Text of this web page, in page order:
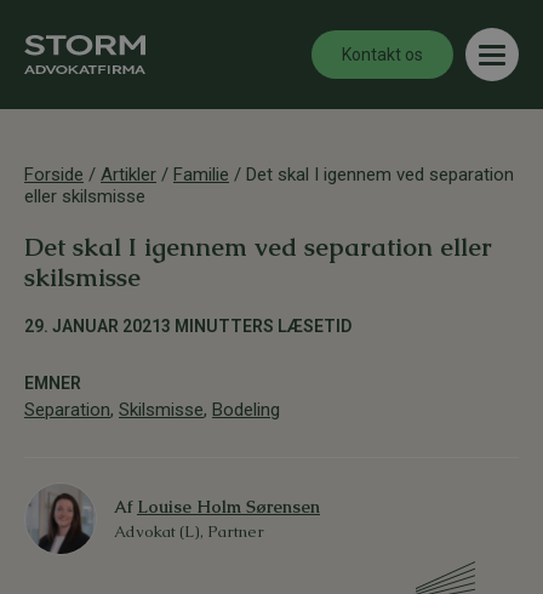
Kontakt os
Forside / Artikler / Familie / Det skal I igennem ved separation
eller skilsmisse
Det skal I igennem ved separation eller
skilsmisse
29. JANUAR 20213 MINUTTERS LÆSETID
EMNER
Separation, Skilsmisse, Bodeling
Af Louise Holm Sørensen
Advokat (L), Partner